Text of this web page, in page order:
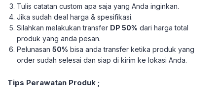
Tulis catatan custom apa saja yang Anda inginkan.
Jika sudah deal harga & spesifikasi.
Silahkan melakukan transfer DP 50% dari harga total
produk yang anda pesan.
Pelunasan50% bisa anda transfer ketika produk yang
order sudah selesai dan siap di kirim ke lokasi Anda.
Tips Perawatan Produk ;